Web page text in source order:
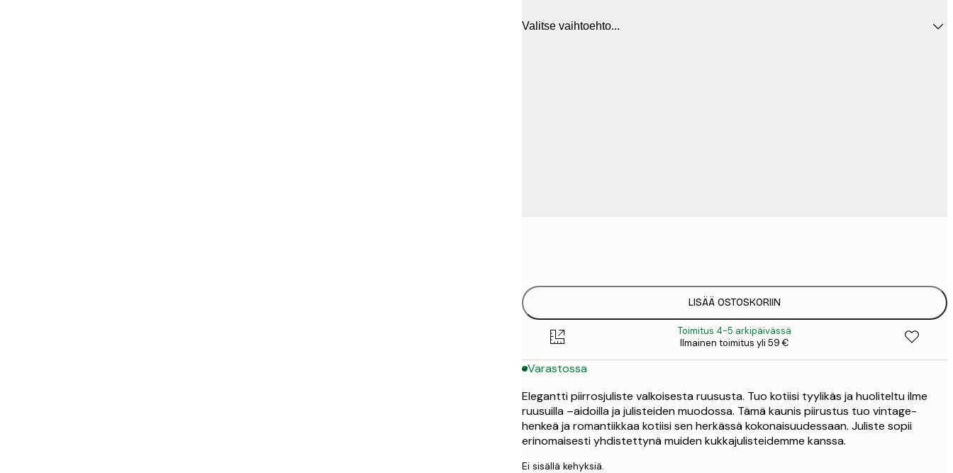
Valitse vaihtoehto...
LISÄÄ OSTOSKORIIN
Toimitus 4-5 arkipäivässä
Ilmainen toimitus yli 59 €
Varastossa
Elegantti piirrosjuliste valkoisesta ruususta. Tuo kotiisi tyylikäs ja huoliteltu ilme
ruusuilla –aidoilla ja julisteiden muodossa. Tämä kaunis piirustus tuo vintage-
henkeä ja romantiikkaa kotiisi sen herkässä kokonaisuudessaan. Juliste sopii
erinomaisesti yhdistettynä muiden kukkajulisteidemme kanssa.
Ei sisällä kehyksiä.